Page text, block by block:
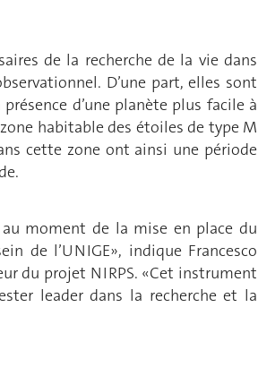
de la recherche de la vie dans
D’une part, elles sont
d’une planète plus facile à
habitable des étoiles de type M
cette zone ont ainsi une période
moment de la mise en place du
de l’UNIGE», indique Francesco
du projet NIRPS. «Cet instrument
leader dans la recherche et la